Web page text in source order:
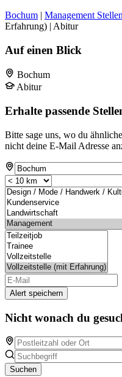
Bochum | Management
Erfahrung) | Abitur
Auf einen Blick
Bochum
Abitur
Erhalte passende
Bitte sage uns, wo du
nicht deine E-Mail Adresse
Alert speichern
Nicht wonach du
Suchen